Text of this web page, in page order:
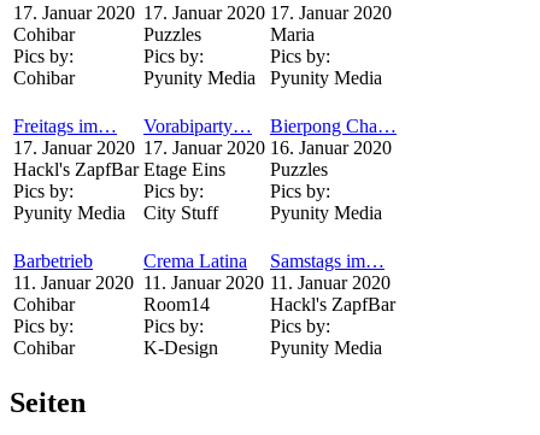
17. Januar 2020
Cohibar
Pics by:
Cohibar
17. Januar 2020
Puzzles
Pics by:
Pyunity Media
17. Januar 2020
Maria
Pics by:
Pyunity Media
Freitags im…
17. Januar 2020
Hackl's ZapfBar
Pics by:
Pyunity Media
Vorabiparty…
17. Januar 2020
Etage Eins
Pics by:
City Stuff
Bierpong Cha…
16. Januar 2020
Puzzles
Pics by:
Pyunity Media
Barbetrieb
11. Januar 2020
Cohibar
Pics by:
Cohibar
Crema Latina
11. Januar 2020
Room14
Pics by:
K-Design
Samstags im…
11. Januar 2020
Hackl's ZapfBar
Pics by:
Pyunity Media
Seiten